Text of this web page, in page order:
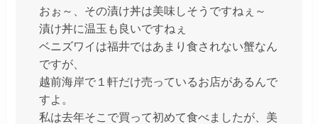
おぉ～、その漬け丼は美味しそうですねぇ～
漬け丼に温玉も良いですねぇ
ベニズワイは福井ではあまり食されない蟹なん
ですが、
越前海岸で１軒だけ売っているお店があるんで
すよ。
私は去年そこで買って初めて食べましたが、美